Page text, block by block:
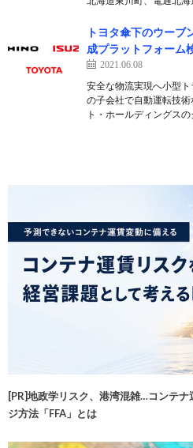
トヨタ傘下のウーブ
成プラットフォーム
2021.06.08
安全な物流実現へ小型
の子会社で自動運転技
ト・ホールディングス
[PR]地政学リスク、港湾混雑…コンテ
ジ方法「FFA」とは